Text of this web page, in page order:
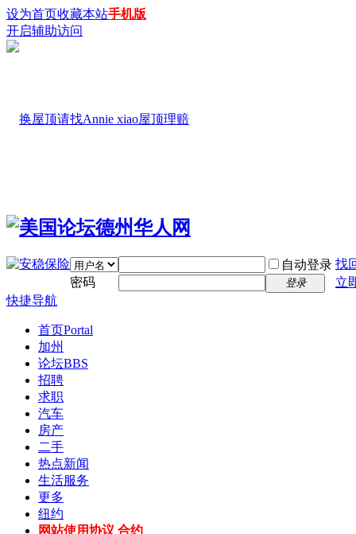
设为首页收藏本站手机版
开启辅助访问
自动登录 找
密码
登录
立
快捷导航
首页Portal
加州
论坛BBS
招聘
求职
汽车
房产
二手
热点新闻
生活服务
更多
纽约
网站使用协议 合约